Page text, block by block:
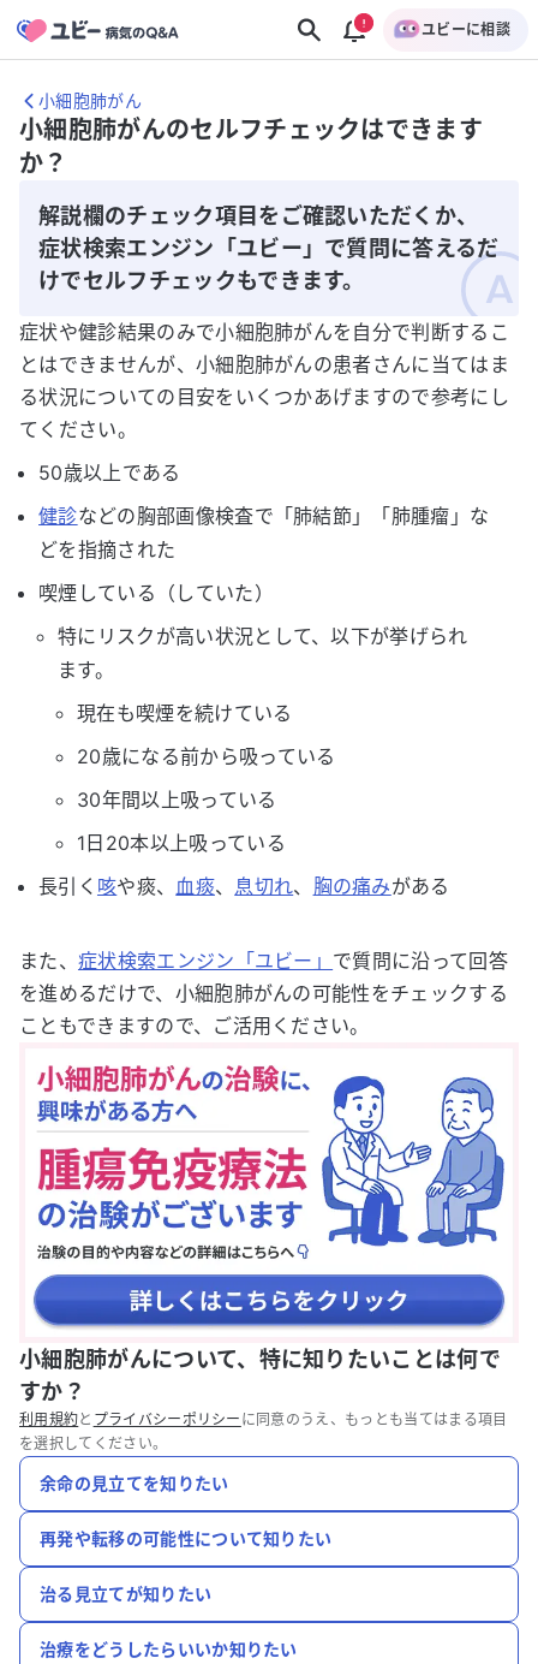
ユビーに相談
小細胞肺がん
小細胞肺がんのセルフチェックはできます
か？
解説欄のチェック項目をご確認いただくか、
症状検索エンジン「ユビー」で質問に答えるだ
けでセルフチェックもできます。
症状や健診結果のみで小細胞肺がんを自分で判断するこ
とはできませんが、小細胞肺がんの患者さんに当てはま
る状況についての目安をいくつかあげますので参考にし
てください。
50歳以上である
健診などの胸部画像検査で「肺結節」「肺腫瘤」な
どを指摘された
喫煙している（していた）
特にリスクが高い状況として、以下が挙げられ
ます。
現在も喫煙を続けている
20歳になる前から吸っている
30年間以上吸っている
1日20本以上吸っている
長引く 咳や痰、 血痰、 息切れ、 胸の痛みがある
また、 症状検索エンジン「ユビー」 で質問に沿って回答
を進めるだけで、小細胞肺がんの可能性をチェックする
こともできますので、ご活用ください。
小細胞肺がんについて、特に知りたいことは何で
すか？
利用規約と プライバシーポリシー に同意のうえ、もっとも当てはまる項目
を選択してください。
余命の見立てを知りたい
再発や転移の可能性について知りたい
治る見立てが知りたい
治療をどうしたらいいか知りたい